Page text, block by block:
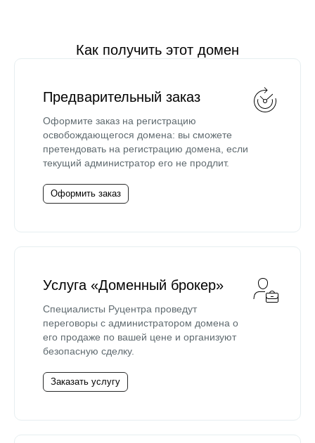
Как получить этот домен
Предварительный заказ
Оформите заказ на регистрацию
освобождающегося домена: вы сможете
претендовать на регистрацию домена, если
текущий администратор его не продлит.
Оформить заказ
Услуга «Доменный брокер»
Специалисты Руцентра проведут
переговоры с администратором домена о
его продаже по вашей цене и организуют
безопасную сделку.
Заказать услугу